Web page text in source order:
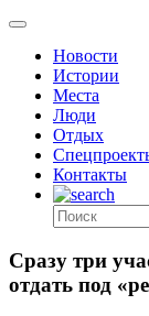
Новости
Истории
Места
Люди
Отдых
Контакты
Сразу три
отдать под